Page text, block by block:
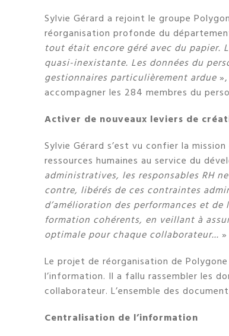
Sylvie Gérard a rejoint le groupe
réorganisation profonde du
tout était encore géré avec du papier.
quasi-inexistante. Les données du
gestionnaires particulièrement ardue»,
accompagner les 284 membres du
Activer de nouveaux leviers de
Sylvie Gérard s’est vu confier la
ressources humaines au service du
administratives, les responsables RH
contre, libérés de ces contraintes
d’amélioration des performances et
formation cohérents, en veillant à
optimale pour chaque collaborateur... »
Le projet de réorganisation de
l’information. Il a fallu rassembler les
collaborateur. L’ensemble des
Centralisation de l’information